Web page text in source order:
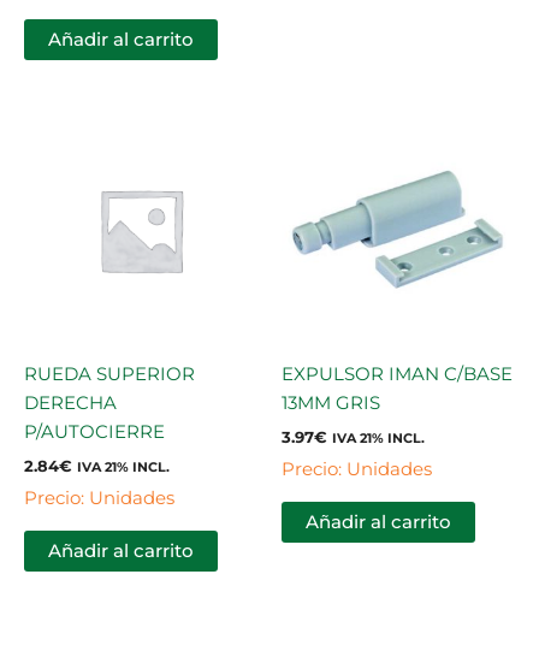
Añadir al carrito
RUEDA SUPERIOR
DERECHA
P/AUTOCIERRE
2.84€ IVA 21% INCL.
Precio: Unidades
Añadir al carrito
EXPULSOR IMAN C/BASE
13MM GRIS
3.97€ IVA 21% INCL.
Precio: Unidades
Añadir al carrito